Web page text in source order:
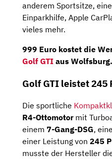
anderem Sportsitze,
Einparkhilfe, Apple
vieles mehr.
999 Euro kostet die
Golf GTI aus Wolfsburg.
Golf GTI leistet 245
Die sportliche
R4-Ottomotor mit
einem 7-Gang-DSG,
einer Leistung von 245
musste der Hersteller